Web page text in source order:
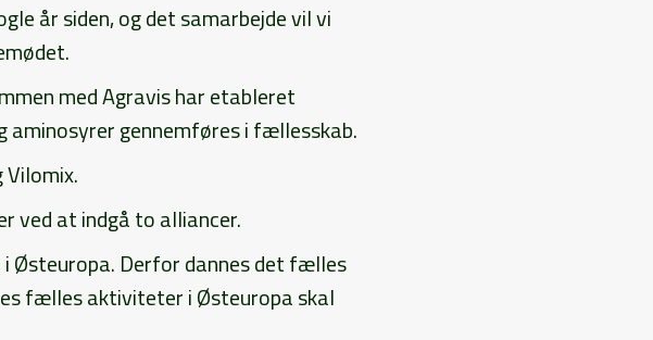
år siden, og det samarbejde vil vi
med Agravis har etableret
aminosyrer gennemføres i fællesskab.
ved at indgå to alliancer.
i Østeuropa. Derfor dannes det fælles
fælles aktiviteter i Østeuropa skal